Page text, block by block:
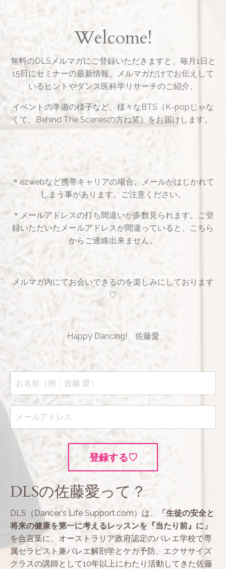
Welcome!
無料のDLSメルマガにご登録いただきますと、毎月1日と
15日にセミナーの最新情報、メルマガだけでお伝えして
いるヒントやダンス医科学リサーチのご紹介、
イベントの準備の様子など、様々なBTS（K-popじゃな
くて、Behind The Scenesの方ね笑）をお届けします。
＊ezwebなど携帯キャリアの場合、メールがはじかれて
しまう事があります。ご注意ください。
＊メールアドレスの打ち間違いが多数見られます。ご登
録いただいたメールアドレスが間違っていると、
こちら
からご連絡出来ません。
メルマガ内にてお会いできるのを楽しみにしております
♡
Happy Dancing! 佐藤愛
登録する♡
DLSの佐藤愛って？
DLS（Dancer's Life Support.com）は、
「生徒の安全と
将来の健康を第一に考えるレッスンを『当たり前』に」
を合言葉に、オーストラリア政府認定のバレエ学校で専
属セラピスト兼バレエ解剖学とケガ予防、エクササイズ
クラスの講師として10年以上にわたり活動してきた佐藤